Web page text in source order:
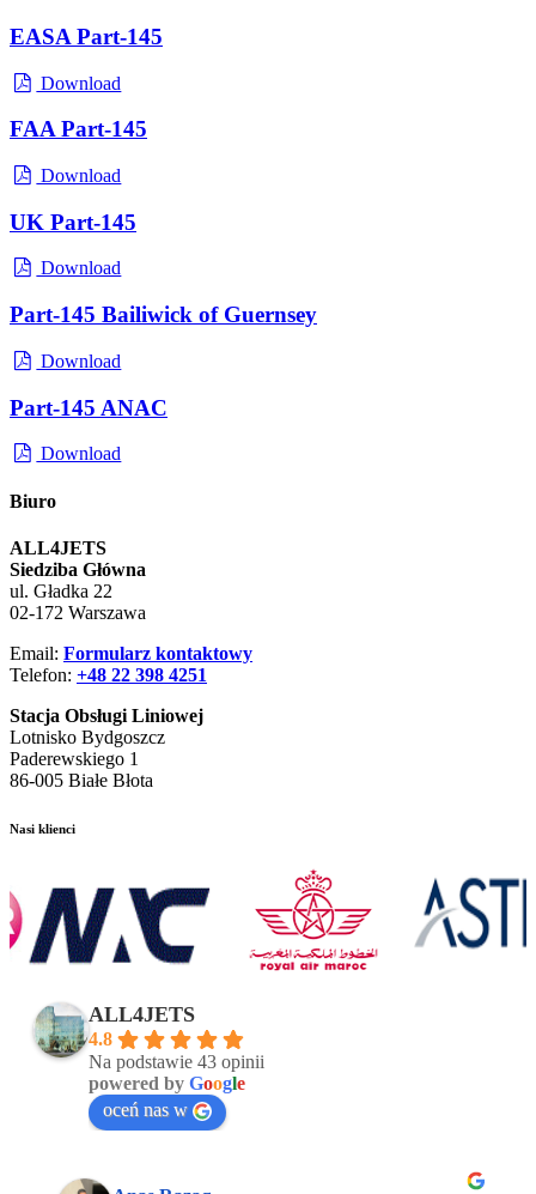
EASA Part-145
Download
FAA Part-145
Download
UK Part-145
Download
Part-145 Bailiwick of Guernsey
Download
Part-145 ANAC
Download
Biuro
ALL4JETS
Siedziba Główna
ul. Gładka 22
02-172 Warszawa
Email: Formularz kontaktowy
Telefon: +48 22 398 4251
Stacja Obsługi Liniowej
Lotnisko Bydgoszcz
Paderewskiego 1
86-005 Białe Błota
Nasi klienci
ALL4JETS
4.8
Na podstawie 43 opinii
powered by Google
oceń nas w